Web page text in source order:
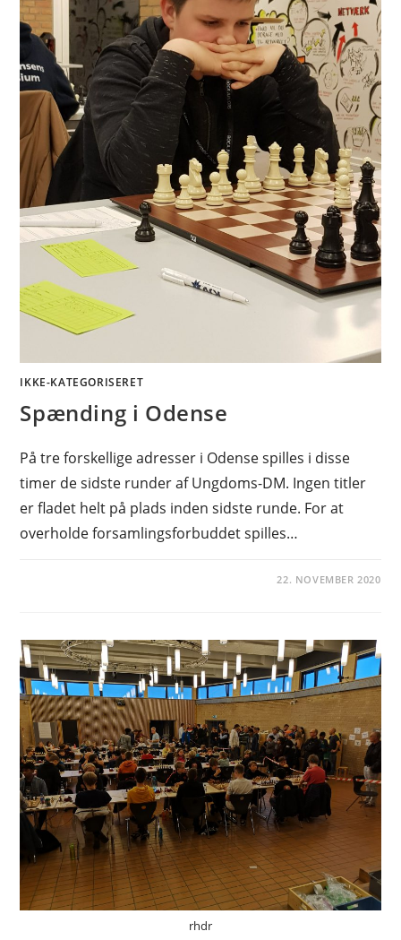
IKKE-KATEGORISERET
Spænding i Odense
På tre forskellige adresser i Odense spilles i disse
timer de sidste runder af Ungdoms-DM. Ingen titler
er fladet helt på plads inden sidste runde. For at
overholde forsamlingsforbuddet spilles…
22. NOVEMBER 2020
rhdr